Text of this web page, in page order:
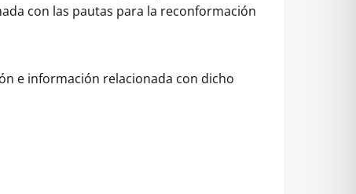
con las pautas para la reconformación
e información relacionada con dicho